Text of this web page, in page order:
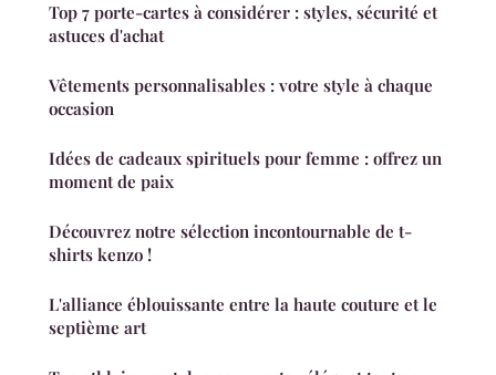
Top 7 porte-cartes à considérer : styles, sécurité et
astuces d'achat
Vêtements personnalisables : votre style à chaque
occasion
Idées de cadeaux spirituels pour femme : offrez un
moment de paix
Découvrez notre sélection incontournable de t-
shirts kenzo !
L'alliance éblouissante entre la haute couture et le
septième art